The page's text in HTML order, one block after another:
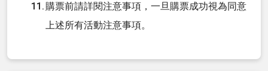
購票前請詳閱注意事項，一旦購票成功視為同意
上述所有活動注意事項。